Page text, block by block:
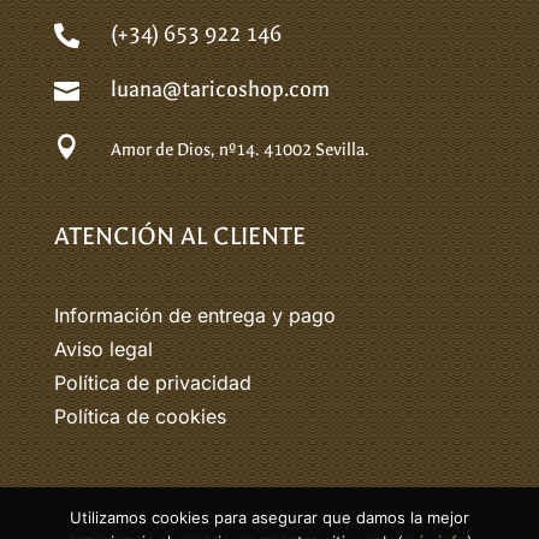
 (+34) 653 922 146
 luana@taricoshop.com
 Amor de Dios, nº14.41002 Sevilla.
ATENCIÓN AL CLIENTE
Información de entrega y pago
Aviso legal
Política de privacidad
Política de cookies
© 2026 Tarico. Todos los derechos
Utilizamos cookies para asegurar que damos la mejor